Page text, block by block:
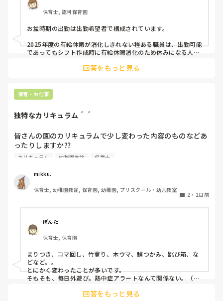
保育士, 認可保育園
お盆時期の出勤は出勤希望者で構成されています。
2025年度の有給休暇が消化しきれない程ある職員は、出勤可能
であってもシフト作成時に有給休暇消化のため休みになる人が
回答をもっと見る
保育・お仕事
独特なカリキュラム＾＾
皆さんの園のカリキュラムで少し変わった内容のものなどあ
ったりしますか⁇
のみ）・乾布摩擦（年中組以上児が体育の時間に体操服の上
から行っています）があります。
♪
カリキュラム 幼稚園教諭 保育士
mikku.
保育士, 幼稚園教諭, 保育園, 幼稚園, プリスクール・幼児教室
2 ・ 2日前
ぽんた
保育士, 保育園
まりつき、コマ回し、竹登り、木ウマ、鯉つかみ、跳び箱、な
どなど。。
とにかく変わったことが多いです。
そもそも、毎日外遊び。熱中症アラートなんて関係ない。（日
回答をもっと見る